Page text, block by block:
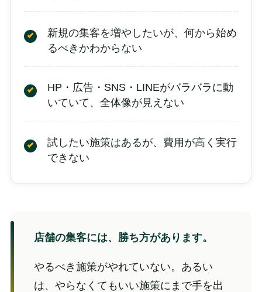
新規の集客を増やしたいが、何から始め
るべきかわからない
HP・広告・SNS・LINEがバラバラに動
いていて、全体像が見えない
試したい施策はあるが、費用が高く実行
できない
店舗の集客には、勝ち方があります。
やるべき施策がやれていない。あるい
は、やらなくてもいい施策にまで手を出